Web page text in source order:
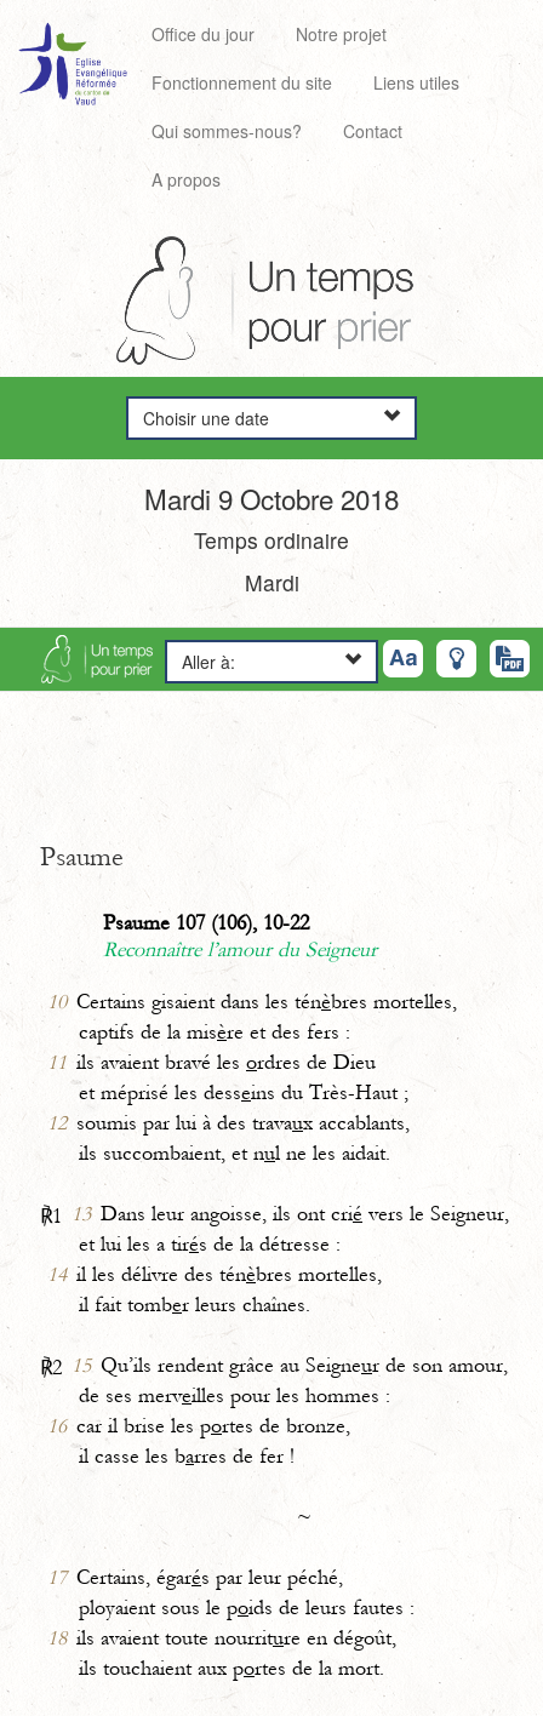
Office du jour
Notre projet
Fonctionnement du site
Liens utiles
Qui sommes-nous?
Contact
A propos
Choisir une date
Mardi 9 Octobre 2018
Temps ordinaire
Mardi
Aller à:
Psaume
Psaume 107 (106), 10-22
Reconnaître l’amour du Seigneur
10 Certains gisaient dans les ténèbres mortelles,
captifs de la misère et des fers :
11 ils avaient bravé les ordres de Dieu
et méprisé les desseins du Très-Haut ;
12 soumis par lui à des travaux accablants,
ils succombaient, et nul ne les aidait.
℟1 13 Dans leur angoisse, ils ont crié vers le Seigneur,
et lui les a tirés de la détresse :
14 il les délivre des ténèbres mortelles,
il fait tomber leurs chaînes.
℟2 15 Qu’ils rendent grâce au Seigneur de son amour,
de ses merveilles pour les hommes :
16 car il brise les portes de bronze,
il casse les barres de fer !
~
17 Certains, égarés par leur péché,
ployaient sous le poids de leurs fautes :
18 ils avaient toute nourriture en dégoût,
ils touchaient aux portes de la mort.